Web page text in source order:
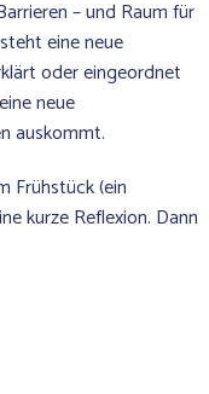
– und Raum für
eine neue
oder eingeordnet
neue
auskommt.
Frühstück (ein
kurze Reflexion. Dann